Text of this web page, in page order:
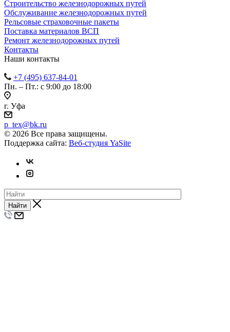
Строительство железнодорожных путей
Обслуживание железнодорожных путей
Рельсовые страховочные пакеты
Поставка материалов ВСП
Ремонт железнодорожных путей
Контакты
Наши контакты
+7 (495) 637-84-01
Пн. – Пт.: с 9:00 до 18:00
г. Уфа
p_tex@bk.ru
© 2026 Все права защищены.
Поддержка сайта: Веб-студия YaSite
Найти